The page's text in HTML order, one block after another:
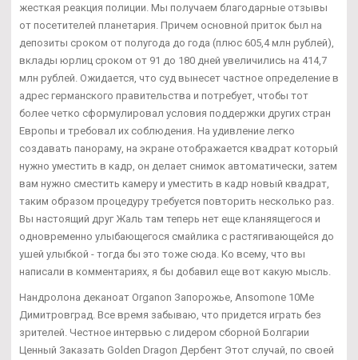
жесткая реакция полиции. Мы получаем благодарные отзывы
от посетителей планетария. Причем основной приток был на
депозиты сроком от полугода до года (плюс 605,4 млн рублей),
вклады юрлиц сроком от 91 до 180 дней увеличились на 414,7
млн рублей. Ожидается, что суд вынесет частное определение в
адрес германского правительства и потребует, чтобы тот
более четко сформулировал условия поддержки других стран
Европы и требовал их соблюдения. На удивление легко
создавать панораму, на экране отображается квадрат который
нужно уместить в кадр, он делает снимок автоматически, затем
вам нужно сместить камеру и уместить в кадр новый квадрат,
таким образом процедуру требуется повторить несколько раз.
Вы настоящий друг Жаль там теперь нет еще кланяящегося и
одновременно улыбающегося смайлика с растягивающейся до
ушей улыбкой - тогда бы это тоже сюда. Ко всему, что вы
написали в комментариях, я бы добавил еще вот какую мысль.
Нандролона деканоат Organon Запорожье, Ansomone 10Me
Димитровград. Все время забываю, что придется играть без
зрителей. Честное интервью с лидером сборной Болгарии
Ценный Заказать Golden Dragon Дербент Этот случай, по своей